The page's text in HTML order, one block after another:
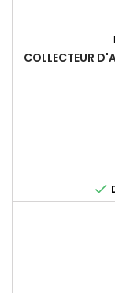
COLLECTEUR
